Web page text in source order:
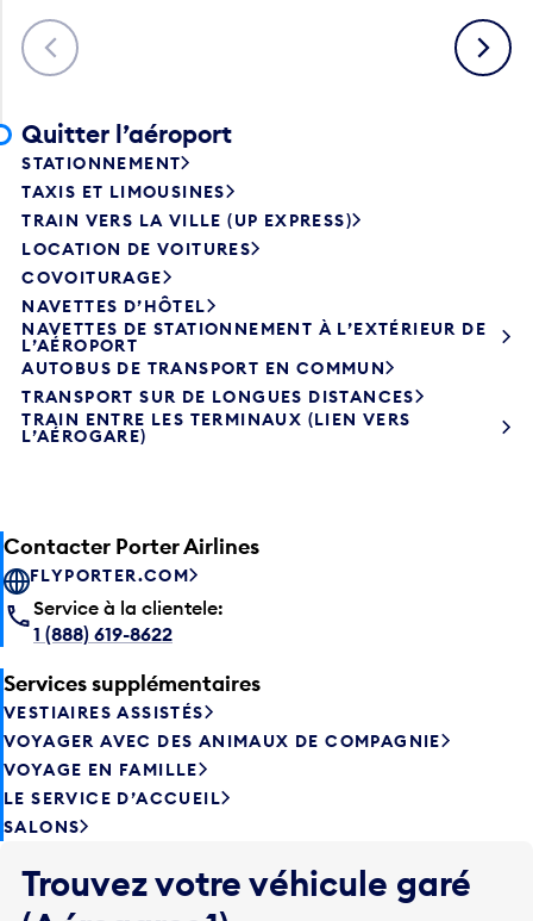
Précédent Suivant
Quitter l’aéroport
STATIONNEMENT
TAXIS ET LIMOUSINES
TRAIN VERS LA VILLE (UP EXPRESS)
LOCATION DE VOITURES
COVOITURAGE
NAVETTES D’HÔTEL
NAVETTES DE STATIONNEMENT À L’EXTÉRIEUR DE
L’AÉROPORT
AUTOBUS DE TRANSPORT EN COMMUN
TRANSPORT SUR DE LONGUES DISTANCES
TRAIN ENTRE LES TERMINAUX (LIEN VERS
L’AÉROGARE)
Contacter Porter Airlines
FLYPORTER.COM
Service à la clientele:
1 (888) 619-8622
Services supplémentaires
VESTIAIRES ASSISTÉS
VOYAGER AVEC DES ANIMAUX DE COMPAGNIE
VOYAGE EN FAMILLE
LE SERVICE D’ACCUEIL
SALONS
Trouvez votre véhicule garé